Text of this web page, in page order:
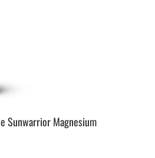
Sunwarrior Magnesium